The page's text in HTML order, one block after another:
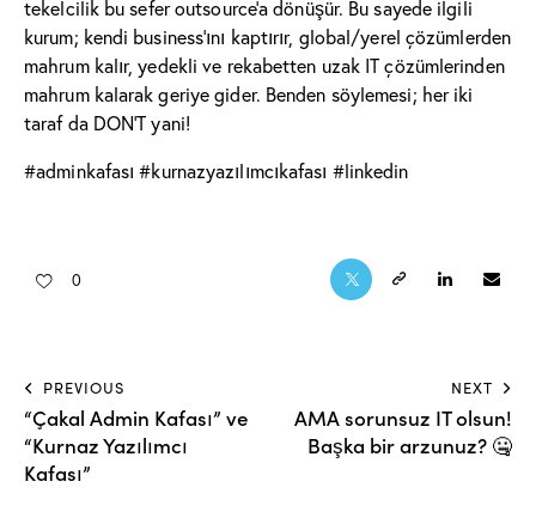
tekelcilik bu sefer outsource’a dönüşür. Bu sayede ilgili
kurum; kendi business’ını kaptırır, global/yerel çözümlerden
mahrum kalır, yedekli ve rekabetten uzak IT çözümlerinden
mahrum kalarak geriye gider. Benden söylemesi; her iki
taraf da DON’T yani!
#adminkafası #kurnazyazılımcıkafası #linkedin
0
PREVIOUS
“Çakal Admin Kafası” ve
“Kurnaz Yazılımcı
Kafası”
NEXT
AMA sorunsuz IT olsun!
Başka bir arzunuz? 🤐